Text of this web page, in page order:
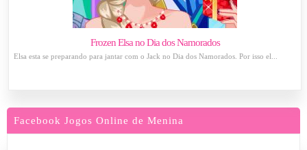
Frozen Elsa no Dia dos Namorados
Elsa esta se preparando para jantar com o Jack no Dia dos Namorados. Por isso el...
Facebook Jogos Online de Menina